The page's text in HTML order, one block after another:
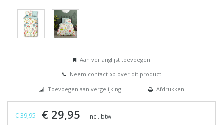
Aan verlanglijst toevoegen
Neem contact op over dit product
Toevoegen aan vergelijking
Afdrukken
€ 39,95 € 29,95 Incl. btw